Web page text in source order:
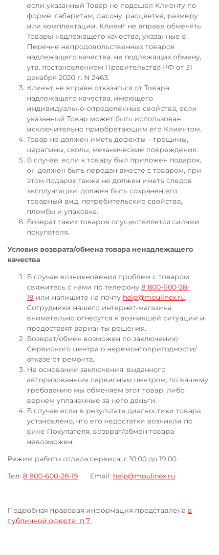
если указанный Товар не подошел Клиенту по
форме, габаритам, фасону, расцветке, размеру
или комплектации. Клиент не вправе обменять
Товары надлежащего качества, указанные в
Перечне непродовольственных товаров
надлежащего качества, не подлежащих обмену,
утв. постановлением Правительства РФ от 31
декабря 2020 г. N 2463.
Клиент не вправе отказаться от Товара
надлежащего качества, имеющего
индивидуально-определенные свойства, если
указанный Товар может быть использован
исключительно приобретающим его Клиентом.
Товар не должен иметь дефекты – трещины,
царапины, сколы, механические повреждения.
В случае, если к товару был приложен подарок,
он должен быть передан вместе с товаром, при
этом подарок также не должен иметь следов
эксплуатации, должен быть сохранен его
товарный вид, потребительские свойства,
пломбы и упаковка.
Возврат таких товаров осуществляется силами
покупателя.
Условия возврата/обмена товара ненадлежащего
качества
В случае возникновения проблем с товаром
свяжитесь с нами по телефону 8 800-600-28-
19 или напишите на почту help@moulinex.ru.
Сотрудники нашего интернет-магазина
внимательно отнесутся к возникшей ситуации и
предоставят варианты решения.
Возврат/обмен возможен по заключению
Сервисного центра о неремонтопригодности/
отказе от ремонта.
На основании заключения, выданного
авторизованным сервисным центром, по вашему
требованию мы обменяем этот товар, либо
вернем уплаченные за него деньги.
В случае если в результате диагностики товара
установлено, что его недостатки возникли по
вине Покупателя, возврат/обмен товара
невозможен.
Режим работы отдела сервиса: с 10:00 до 19:00.
Тел: 8 800-600-28-19 Email: help@moulinex.ru
Подробная правовая информация представлена в
публичной оферте п 7.